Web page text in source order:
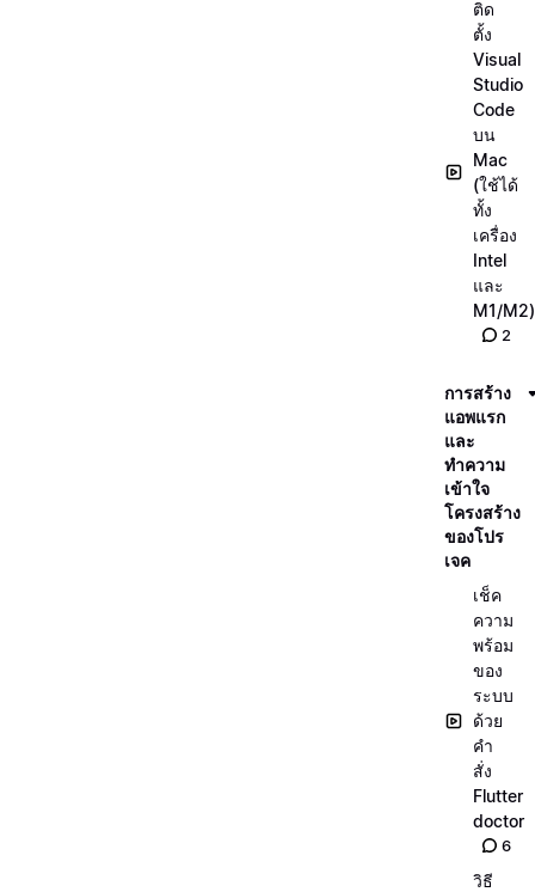
ติด
ตั้ง
Visual
Studio
Code
บน
Mac
(ใช้ได้
ทั้ง
เครื่อง
Intel
และ
M1/M2)
2
การสร้าง
แอพแรก
และ
ทำความ
เข้าใจ
โครงสร้าง
ของโปร
เจค
เช็ค
ความ
พร้อม
ของ
ระบบ
ด้วย
คำ
สั่ง
Flutter
doctor
6
วิธี